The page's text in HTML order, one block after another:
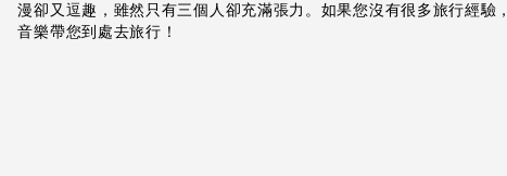
漫卻又逗趣，雖然只有三個人卻充滿張力。如果您沒有很多旅行經驗
音樂帶您到處去旅行！